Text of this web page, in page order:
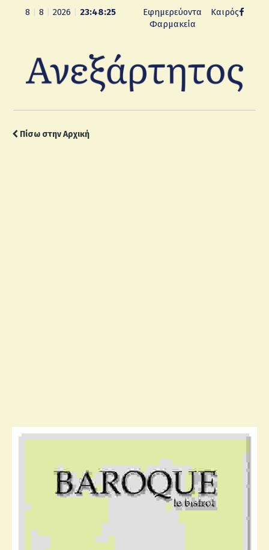
8 8 2026 23:48:26
Εφημερεύοντα
Φαρμακεία
Καιρός
Πίσω στην Αρχική